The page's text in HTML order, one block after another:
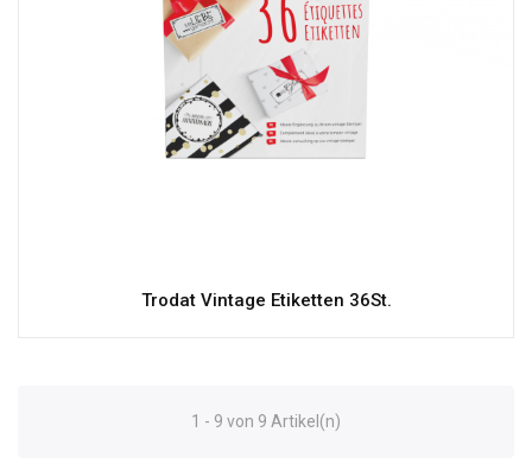
Trodat Vintage Etiketten 36St.
1 - 9 von 9 Artikel(n)